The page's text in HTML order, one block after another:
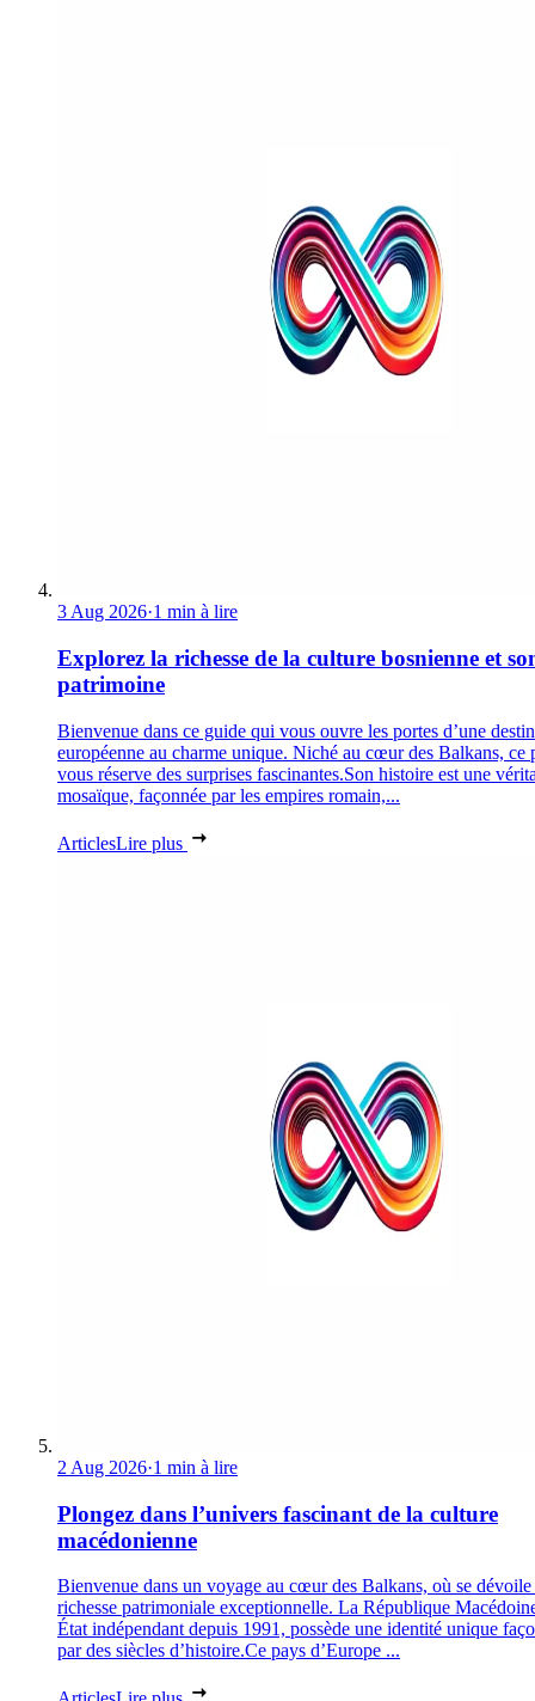
3 Aug 2026·1 min à lire
Explorez la richesse de la culture bosnienne et
patrimoine
Bienvenue dans ce guide qui vous ouvre les portes d’une
européenne au charme unique. Niché au cœur des Balkans, ce
vous réserve des surprises fascinantes.Son histoire est une
mosaïque, façonnée par les empires romain,...
ArticlesLire plus
2 Aug 2026·1 min à lire
Plongez dans l’univers fascinant de la culture
macédonienne
Bienvenue dans un voyage au cœur des Balkans, où se dévoile
richesse patrimoniale exceptionnelle. La République
État indépendant depuis 1991, possède une identité unique
par des siècles d’histoire.Ce pays d’Europe ...